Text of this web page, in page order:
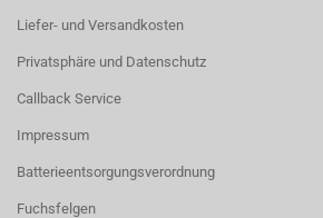
Liefer- und Versandkosten
Privatsphäre und Datenschutz
Callback Service
Impressum
Batterieentsorgungsverordnung
Fuchsfelgen